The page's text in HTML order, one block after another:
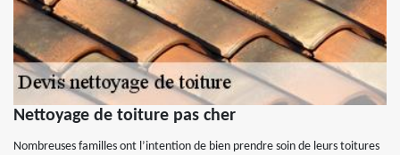
Nettoyage de toiture pas cher
Nombreuses familles ont l’intention de bien prendre soin de leurs toitures